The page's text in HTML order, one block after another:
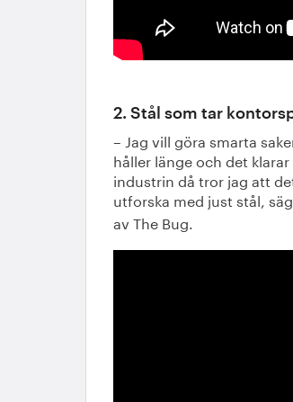
2. Stål som tar
– Jag vill göra smarta
håller länge och det
industrin då tror jag att
utforska med just stål,
av The Bug.